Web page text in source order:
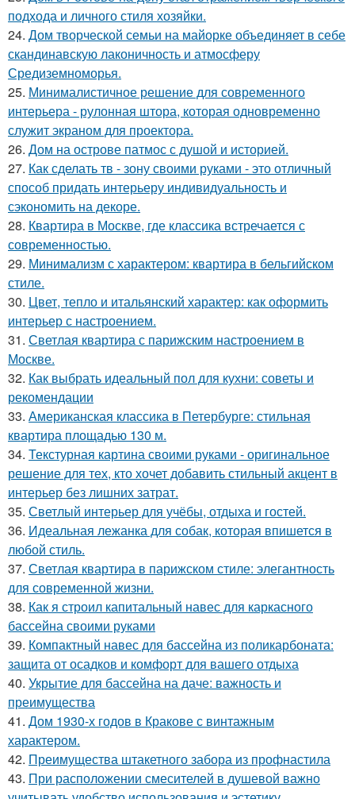
подхода и личного стиля хозяйки.
24. Дом творческой семьи на майорке объединяет в себе
скандинавскую лаконичность и атмосферу
Средиземноморья.
25. Минималистичное решение для современного
интерьера - рулонная штора, которая одновременно
служит экраном для проектора.
26. Дом на острове патмос с душой и историей.
27. Как сделать тв - зону своими руками - это отличный
способ придать интерьеру индивидуальность и
сэкономить на декоре.
28. Квартира в Москве, где классика встречается с
современностью.
29. Минимализм с характером: квартира в бельгийском
стиле.
30. Цвет, тепло и итальянский характер: как оформить
интерьер с настроением.
31. Светлая квартира с парижским настроением в
Москве.
32. Как выбрать идеальный пол для кухни: советы и
рекомендации
33. Американская классика в Петербурге: стильная
квартира площадью 130 м.
34. Текстурная картина своими руками - оригинальное
решение для тех, кто хочет добавить стильный акцент в
интерьер без лишних затрат.
35. Светлый интерьер для учёбы, отдыха и гостей.
36. Идеальная лежанка для собак, которая впишется в
любой стиль.
37. Светлая квартира в парижском стиле: элегантность
для современной жизни.
38. Как я строил капитальный навес для каркасного
бассейна своими руками
39. Компактный навес для бассейна из поликарбоната:
защита от осадков и комфорт для вашего отдыха
40. Укрытие для бассейна на даче: важность и
преимущества
41. Дом 1930-х годов в Кракове с винтажным
характером.
42. Преимущества штакетного забора из профнастила
43. При расположении смесителей в душевой важно